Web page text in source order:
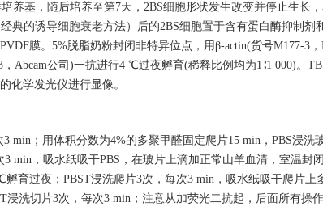
养基，随后培养至第7天，2BS细胞形状发生改变并停止生长
典的诱导细胞衰老方法）后的2BS细胞置于含有蛋白酶抑制剂
膜。5%脱脂奶粉封闭非特异位点，用β-actin(货号M177-3，
，Abcam公司)一抗进行4 ℃过夜孵育(稀释比例均为1∶1 000)。
化学发光仪进行显像。
min；用体积分数为4%的多聚甲醛固定爬片15 min，PBS浸洗
min，吸水纸吸干PBS，在玻片上滴加正常山羊血清，室温封
育过夜；PBST浸洗爬片3次，每次3 min，吸水纸吸干爬片上
洗切片3次，每次3 min；注意从加荧光二抗起，后面所有操